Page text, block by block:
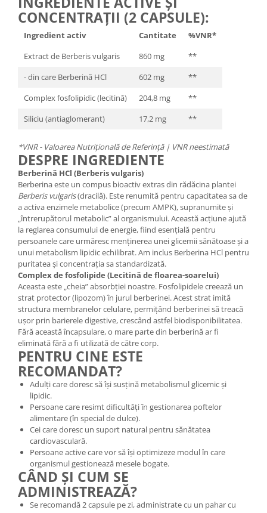
CONCENTRAȚII (2 CAPSULE):
Ingredient activ Cantitate
%VNR*
Extract de Berberis vulgaris
860 mg
**
- din care Berberină HCl
602 mg
**
Complex fosfolipidic (lecitină)
204,8 mg
**
Siliciu (antiaglomerant)
17,2 mg **
*VNR - Valoarea Nutrițională de Referință | VNR neestimată
DESPRE INGREDIENTE
Berberină HCl (Berberis vulgaris)
Berberina este un compus bioactiv extras din rădăcina plantei
Berberis vulgaris(dracilă). Este renumită pentru capacitatea sa de
a activa enzimele metabolice (precum AMPK), supranumite și
„întrerupătorul metabolic” al organismului. Această acțiune ajută
la reglarea consumului de energie, fiind esențială pentru
persoanele care urmăresc menținerea unei glicemii sănătoase și a
unui metabolism lipidic echilibrat. Am inclus Berberina HCl pentru
puritatea și concentrația sa standardizată.
Complex de fosfolipide (Lecitină de floarea-soarelui)
Aceasta este „cheia” absorbției noastre. Fosfolipidele creează un
strat protector (lipozom) în jurul berberinei. Acest strat imită
structura membranelor celulare, permițând berberinei să treacă
ușor prin barierele digestive, crescând astfel biodisponibilitatea.
Fără această încapsulare, o mare parte din berberină ar fi
eliminată fără a fi utilizată de către corp.
PENTRU CINE ESTE
RECOMANDAT?
Adulți care doresc să își susțină metabolismul glicemic și
lipidic.
Persoane care resimt dificultăți în gestionarea poftelor
alimentare (în special de dulce).
Cei care doresc un suport natural pentru sănătatea
cardiovasculară.
Persoane active care vor să își optimizeze modul în care
organismul gestionează mesele bogate.
CÂND ȘI CUM SE
ADMINISTREAZĂ?
Se recomandă 2 capsule pe zi, administrate cu un pahar cu